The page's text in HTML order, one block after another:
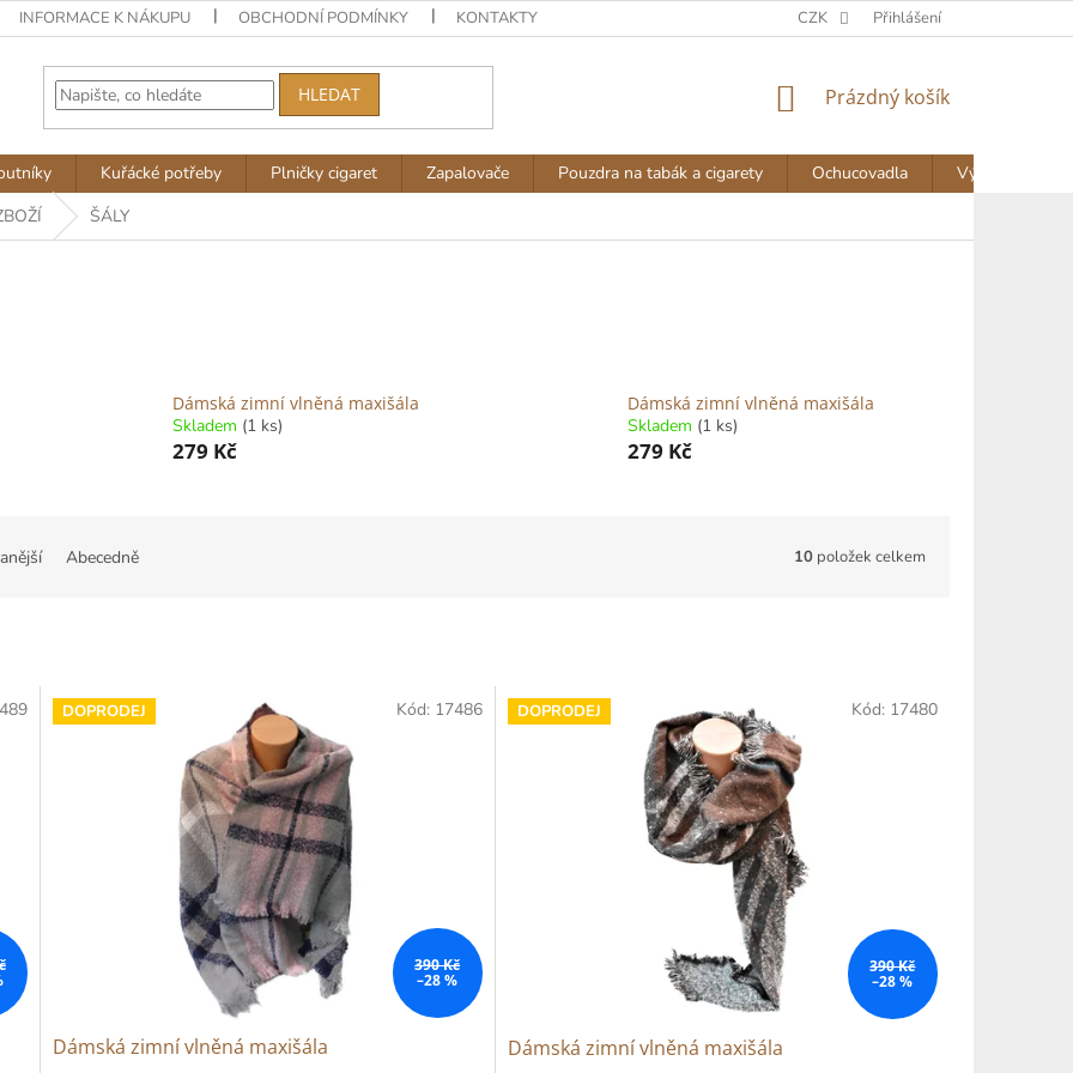
INFORMACE K NÁKUPU OBCHODNÍ PODMÍNKY KONTAKTY NAPIŠTE NÁM AKTUALITY
CZK Přihlášení
HLEDAT
NÁKUPNÍ
Prázdný košík
Kuřácké potřeby Plničky cigaret Zapalovače Pouzdra na tabák a cigarety Ochucovadla
Výprodej
ŠÁLY
Dámská zimní vlněná maxišála
Skladem (1 ks)
279 Kč
Dámská zimní vlněná maxišála
Skladem (1 ks)
279 Kč
Abecedně 10 položek celkem
DOPRODEJ
390 Kč
–28 %
Dámská zimní vlněná maxišála
Kód: 17486 DOPRODEJ
390 Kč
–28 %
Dámská zimní vlněná maxišála
Kód: 17480